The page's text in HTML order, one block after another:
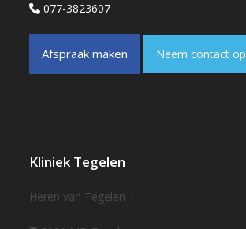
077-3823607
Afspraak maken Neem contact op
Kliniek Tegelen
Heren van Tegelen 1